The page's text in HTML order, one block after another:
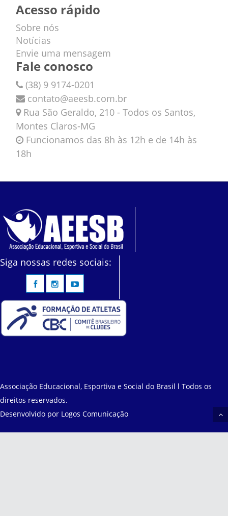
Acesso rápido
Sobre nós
Notícias
Envie uma mensagem
Fale conosco
(38) 9 9174-0201
contato@aeesb.com.br
Rua São Geraldo, 210 - Todos os Santos,
Montes Claros-MG
Funcionamos das 8h às 12h e de 14h às
18h
Siga nossas redes sociais:
Associação Educacional, Esportiva e Social do Brasil l Todos os
direitos reservados.
Desenvolvido por Logos Comunicação